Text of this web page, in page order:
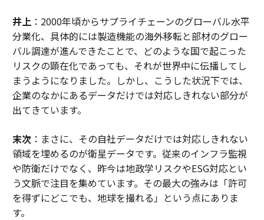
井上 ：2000年頃からサプライチェーンのグローバル水平
分業化、具体的には製造機能の海外移転と部材のグロー
バル調達が進んできたことで、どのような国で起こった
リスクの顕在化であっても、それが世界中に伝播してし
まうようになりました。しかし、こうした状況下では、
企業のなかにあるデータだけでは対応しきれない部分が
出てきています。
末次：まさに、その自社データだけでは対応しきれない
領域を埋めるのが衛星データです。従来のインフラ監視
や防衛だけでなく、昨今は地政学リスクやESG対応とい
う文脈で注目を集めています。その最大の強みは「許可
を得ずにどこでも、地球を撮れる」という点にありま
す。